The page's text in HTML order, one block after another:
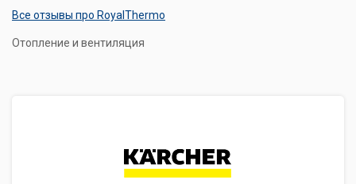
Все отзывы про RoyalThermo
Отопление и вентиляция